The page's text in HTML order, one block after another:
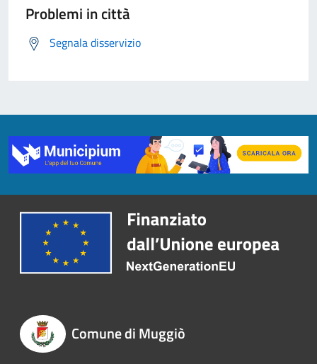
Problemi in città
Segnala disservizio
Comune di Muggiò